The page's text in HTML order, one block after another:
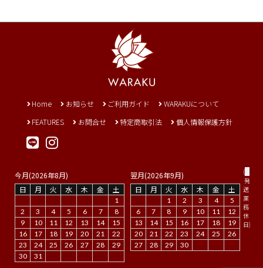
Home お知らせ ご利用ガイド
WARAKUについて
FEATURES
お問合せ 特定商取引法 個人情報保護方針
今月(2026年8月)
日
月 火 水 木 金 土
1
2
3 4 5 6 7
8
9
10 11 12 13 14
15
16
17 18 19 20 21
22
23
24 25 26 27 28
29
30
31
翌月(2026年9月)
日
月 火 水 木 金 土
1 2 3 4
5
6
7 8 9 10 11
12
13
14 15 16 17 18
19
20
21 22 23 24 25
26
27
28 29 30
(
発
送
業
務
休
日)